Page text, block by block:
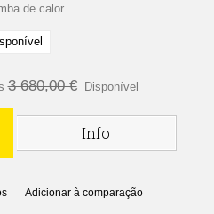
de calor...
3 680,00 € Disponível
Info
Adicionar à comparação